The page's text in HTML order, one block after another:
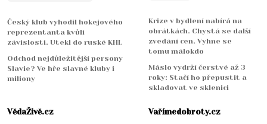
Český klub vyhodil hokejového
reprezentanta kvůli
závislosti. Utekl do ruské KHL
Odchod nejdůležitější persony
Slavie? Ve hře slavné kluby i
miliony
Krize v bydlení nabírá na
obrátkách. Chystá se další
zvedání cen. Vyhne se
tomu málokdo
Máslo vydrží čerstvé až 3
roky: Stačí ho přepustit a
skladovat ve sklenici
VědaŽivě.cz
Vařímedobroty.cz